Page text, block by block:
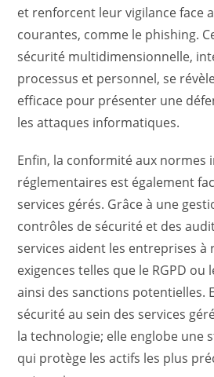
et renforcent leur vigilance face
courantes, comme le phishing.
sécurité multidimensionnelle,
processus et personnel, se
efficace pour présenter une
les attaques informatiques.
Enfin, la conformité aux normes
réglementaires est également
services gérés. Grâce à une
contrôles de sécurité et des
services aident les entreprises à
exigences telles que le RGPD ou
ainsi des sanctions potentielles.
sécurité au sein des services
la technologie; elle englobe une
qui protège les actifs les plus